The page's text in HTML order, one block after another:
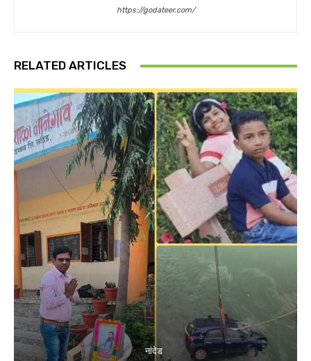
https://godateer.com/
RELATED ARTICLES
नांदेड